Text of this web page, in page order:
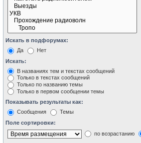
Искать в подфорумах:
Да
Нет
Искать:
В названиях тем и текстах сообщений
Только в текстах сообщений
Только по названию темы
Только в первом сообщении темы
Показывать результаты как:
Сообщения
Темы
Поле сортировки:
по возрастанию